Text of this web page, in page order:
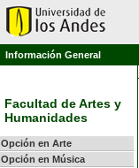
Información General
Facultad de Artes y
Humanidades
Opción en Arte
Opción en Música